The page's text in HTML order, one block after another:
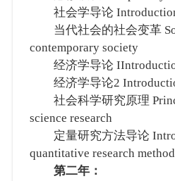
社会学导论
当代社会的社会变革
contemporary society
经济学导论
经济学导论2
社会科学研究原理
science research
定量研究方法导论
quantitative research
第二年：